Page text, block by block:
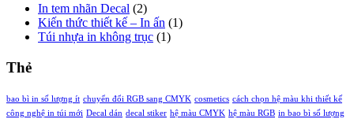
In tem nhãn Decal (2)
Kiến thức thiết kế – In ấn (1)
Túi nhựa in không trục (1)
Thẻ
bao bì in số lượng ít chuyển đổi RGB sang CMYK cosmetics cách chọn hệ màu khi thiết kế
công nghệ in túi mới Decal dán decal stiker hệ màu CMYK hệ màu RGB in bao bì số lượng